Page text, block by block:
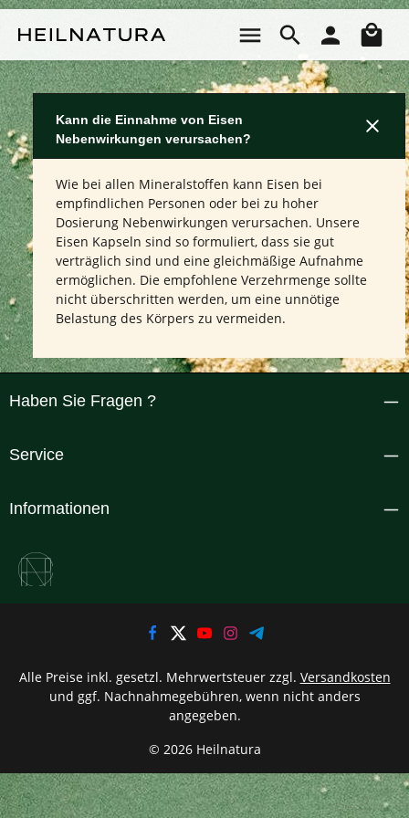
Kann die Einnahme von Eisen
Nebenwirkungen verursachen?
Wie bei allen Mineralstoffen kann Eisen bei
empfindlichen Personen oder bei zu hoher
Dosierung Nebenwirkungen verursachen. Unsere
Eisen Kapseln sind so formuliert, dass sie gut
verträglich sind und eine gleichmäßige Aufnahme
ermöglichen. Die empfohlene Verzehrmenge sollte
nicht überschritten werden, um eine unnötige
Belastung des Körpers zu vermeiden.
Haben Sie Fragen ?
Service
Informationen
© 2026 Heilnatura
Alle Preise inkl. gesetzl. Mehrwertsteuer zzgl. Versandkosten
und ggf. Nachnahmegebühren, wenn nicht anders
angegeben.